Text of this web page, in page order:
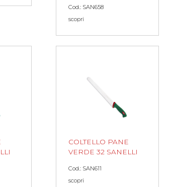
Cod.: SAN658
scopri
COLTELLO PANE
VERDE 32 SANELLI
Cod.: SAN611
scopri